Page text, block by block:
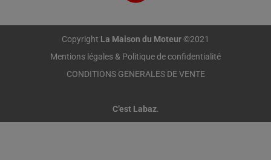
Copyright La Maison du Moteur©2021
Mentions légales & Politique de confidentialité
CONDITIONS GENERALES DE VENTE
C’est Labaz.